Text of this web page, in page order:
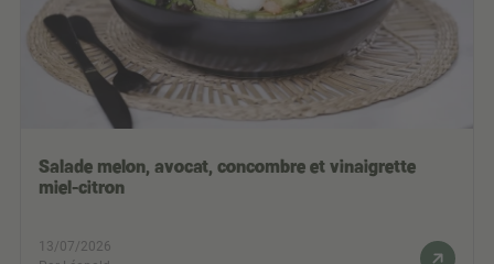
Salade melon, avocat, concombre et vinaigrette
miel-citron
13/07/2026